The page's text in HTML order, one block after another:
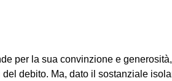
per la sua convinzione e
debito. Ma, dato il sostanziale